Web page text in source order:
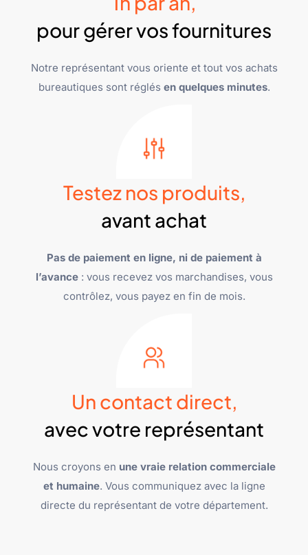
pour gérer vos fournitures
Notre représentant vous oriente et tout vos achats
bureautiques sont réglés en quelques minutes.
Testez nos produits,
avant achat
Pas de paiement en ligne, ni de paiement à
l’avance: vous recevez vos marchandises, vous
contrôlez, vous payez en fin de mois.
Un contact direct,
avec votre représentant
Nous croyons en une vraie relation commerciale
et humaine. Vous communiquez avec la ligne
directe du représentant de votre département.